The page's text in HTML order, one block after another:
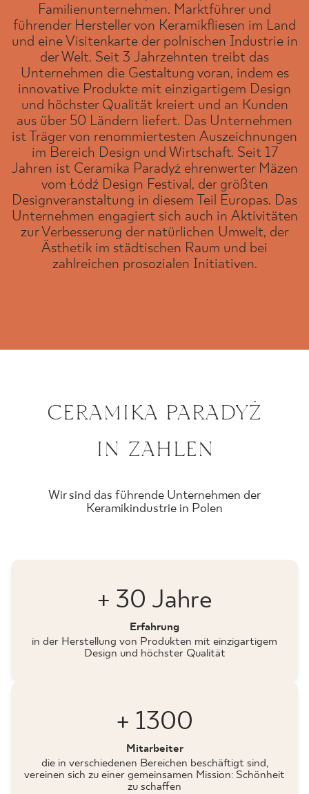
WO ZU KAUFEN
ÜBER UNS
MEIN PROFIL
KONTAKT
PL EN SK DE UK RU
Familienunternehmen. Marktführer und
führender Hersteller von Keramikfliesen im Land
und eine Visitenkarte der polnischen Industrie in
der Welt. Seit 3 Jahrzehnten treibt das
Unternehmen die Gestaltung voran, indem es
innovative Produkte mit einzigartigem Design
und höchster Qualität kreiert und an Kunden
aus über 50 Ländern liefert. Das Unternehmen
ist Träger von renommiertesten Auszeichnungen
im Bereich Design und Wirtschaft. Seit 17
Jahren ist Ceramika Paradyż ehrenwerter Mäzen
vom Łódź Design Festival, der größten
Designveranstaltung in diesem Teil Europas. Das
Unternehmen engagiert sich auch in Aktivitäten
zur Verbesserung der natürlichen Umwelt, der
Ästhetik im städtischen Raum und bei
zahlreichen prosozialen Initiativen.
CERAMIKA PARADYŻ
IN ZAHLEN
Wir sind das führende Unternehmen der
Keramikindustrie in Polen
+ 30 Jahre
Erfahrung
in der Herstellung von Produkten mit einzigartigem
Design und höchster Qualität
+ 1300
Mitarbeiter
die in verschiedenen Bereichen beschäftigt sind,
vereinen sich zu einer gemeinsamen Mission: Schönheit
zu schaffen